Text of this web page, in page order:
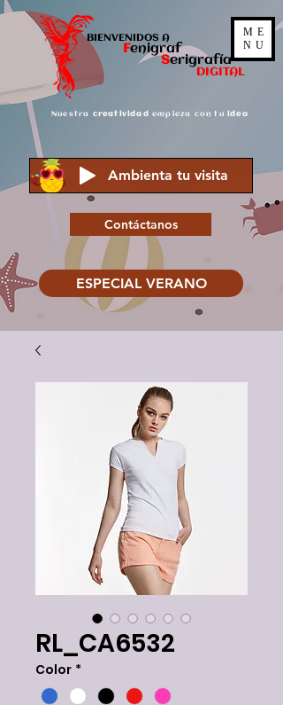
BIENVENIDOS A
Fenigraf
Serigrafía
DIGITAL
Nuestra creatividad empieza con tu idea
Ambienta tu visita
Contáctanos
ESPECIAL VERANO
ME
NU
RL_CA6532
Color *